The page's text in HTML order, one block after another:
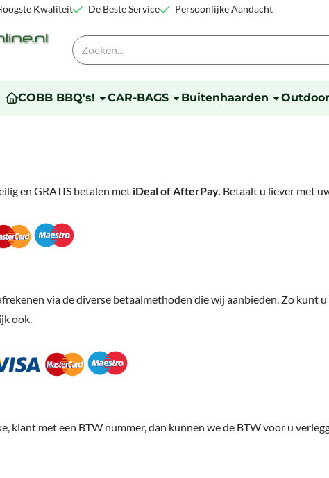
instellingen of sta alle cookies toe.
Kwaliteit De Beste Service Persoonlijke Aandacht
Zoeken
COBB BBQ's! CAR-BAGS Buitenhaarden Outdoor
en GRATIS betalen met iDeal of AfterPay. Betaalt u liever met
via de diverse betaalmethoden die wij aanbieden. Zo kunt
ook.
klant met een BTW nummer, dan kunnen we de BTW voor u